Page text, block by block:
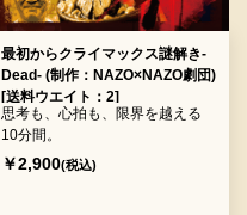
最初からクライマックス謎解き-
Dead- (制作：NAZO×NAZO劇団)
[送料ウエイト：2]
思考も、心拍も、限界を越える
10分間。
￥2,900(税込)